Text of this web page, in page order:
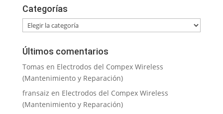
Categorías
Categorías
Últimos comentarios
Tomas en Electrodos del Compex Wireless
(Mantenimiento y Reparación)
fransaiz en Electrodos del Compex Wireless
(Mantenimiento y Reparación)